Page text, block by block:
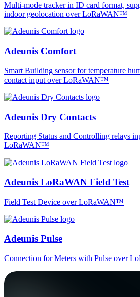
Multi-mode tracker in ID card format,
indoor geolocation over LoRaWAN™
Adeunis Comfort
Smart Building sensor for temperature
contact input over LoRaWAN™
Adeunis Dry Contacts
Reporting Status and Controlling relays
LoRaWAN™
Adeunis LoRaWAN Field Test
Field Test Device over LoRaWAN™
Adeunis Pulse
Connection for Meters with Pulse over